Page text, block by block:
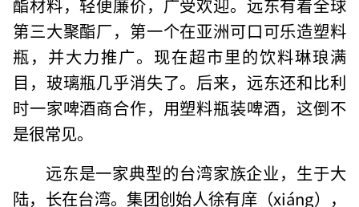
第三大聚酯厂，第一个在亚洲可口可乐造塑料
瓶，并大力推广。现在超市里的饮料琳琅满
目，玻璃瓶几乎消失了。后来，远东还和比利
时一家啤酒商合作，用塑料瓶装啤酒，这倒不
是很常见。
远东是一家典型的台湾家族企业，生于大
陆，长在台湾。集团创始人徐有庠（xiáng），